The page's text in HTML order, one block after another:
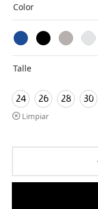
Color
Talle
24 26 28 30
Limpiar